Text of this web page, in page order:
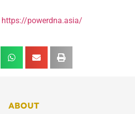
https://powerdna.asia/
ABOUT